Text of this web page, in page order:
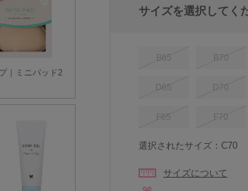
サイズを選択してく
B65 B70
D65 D70
F65 F70
選択されたサイズ：C70
サイズについて